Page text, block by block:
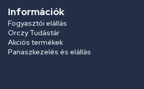
Információk
Fogyasztói elállás
Orczy Tudástár
Akciós termékek
Panaszkezelés és elállás